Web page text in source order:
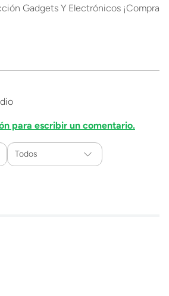
Gadgets Y Electrónicos ¡Compra
para escribir un comentario.
Todos